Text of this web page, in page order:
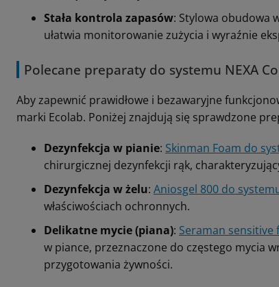
Stała kontrola zapasów: Stylowa obudowa
ułatwia monitorowanie zużycia i wyraźnie
Polecane preparaty do systemu NEXA
Aby zapewnić prawidłowe i bezawaryjne
marki Ecolab. Poniżej znajdują się sprawdzone
Dezynfekcja w pianie: Skinman Foam do
chirurgicznej dezynfekcji rąk,
Dezynfekcja w żelu: Aniosgel 800 do
właściwościach ochronnych.
Delikatne mycie (piana): Seraman sensitive
w piance, przeznaczone do częstego mycia
przygotowania żywności.